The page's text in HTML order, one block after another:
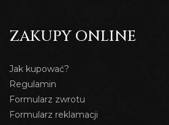
ZAKUPY ONLINE
Jak kupować?
Regulamin
Formularz zwrotu
Formularz reklamacji